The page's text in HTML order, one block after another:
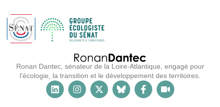
Ronan Dantec, sénateur de la Loire-Atlantique, engagé pour
l’écologie, la transition et le développement des territoires.